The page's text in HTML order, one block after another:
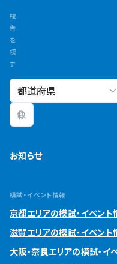
校
舎
を
探
す
校舎検索
お知らせ
模試・イベント情報
京都エリアの模試・イベント
滋賀エリアの模試・イベント
大阪・奈良エリアの模試・イ